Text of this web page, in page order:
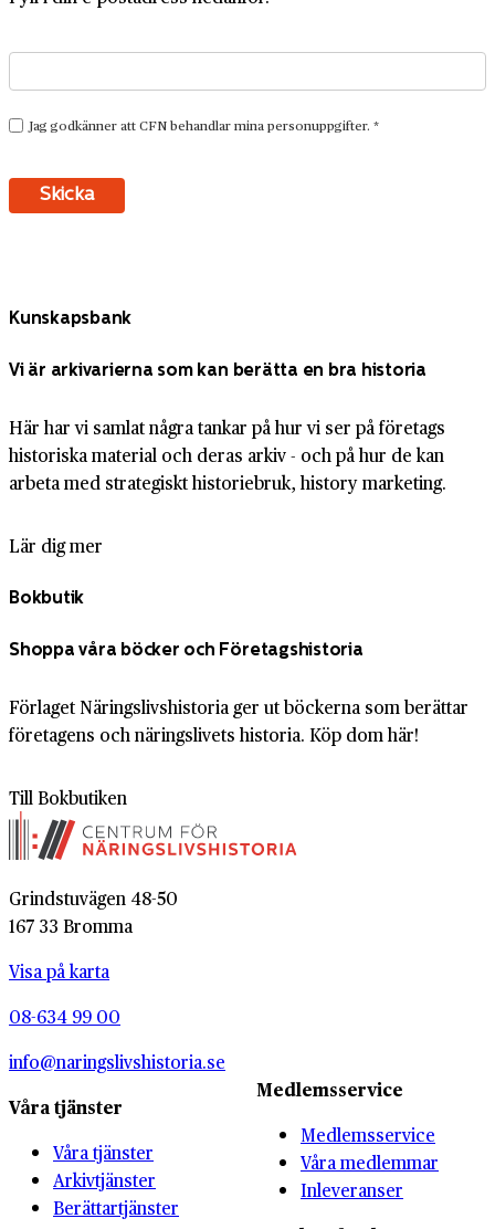
Kunskapsbank
Vi är arkivarierna som kan berätta en bra historia
Här har vi samlat några tankar på hur vi ser på företags
historiska material och deras arkiv - och på hur de kan
arbeta med strategiskt historiebruk, history marketing.
Lär dig mer
Bokbutik
Shoppa våra böcker och Företagshistoria
Förlaget Näringslivshistoria ger ut böckerna som berättar
företagens och näringslivets historia. Köp dom här!
Till Bokbutiken
Grindstuvägen 48-50
167 33 Bromma
Visa på karta
08-634 99 00
info@naringslivshistoria.se
Våra tjänster
Våra tjänster
Arkivtjänster
Berättartjänster
Medlemsservice
Medlemsservice
Våra medlemmar
Inleveranser